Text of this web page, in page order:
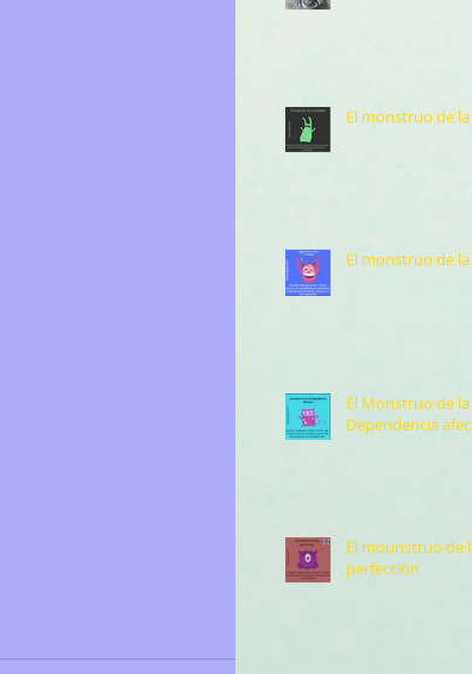
El monstruo de la
El monstruo de
El Monstruo de la
Dependencia
El mounstruo de
perfección